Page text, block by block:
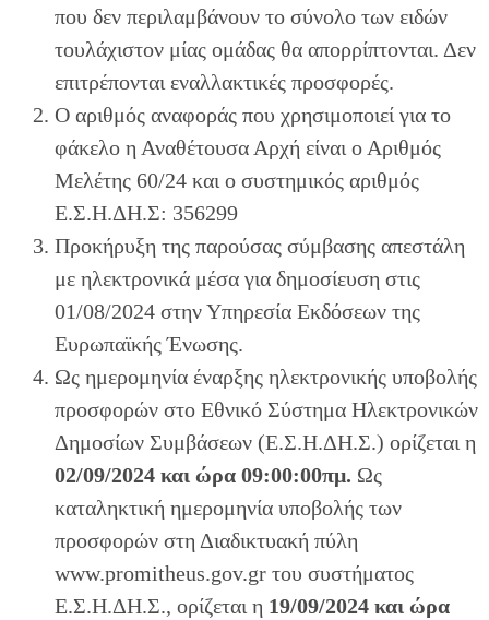
που δεν περιλαμβάνουν το σύνολο των ειδών
τουλάχιστον μίας ομάδας θα απορρίπτονται. Δεν
επιτρέπονται εναλλακτικές προσφορές.
Ο αριθμός αναφοράς που χρησιμοποιεί για το
φάκελο η Αναθέτουσα Αρχή είναι ο Αριθμός
Μελέτης 60/24 και ο συστημικός αριθμός
Ε.Σ.Η.ΔΗ.Σ: 356299
Προκήρυξη της παρούσας σύμβασης απεστάλη
με ηλεκτρονικά μέσα για δημοσίευση στις
01/08/2024 στην Υπηρεσία Εκδόσεων της
Ευρωπαϊκής Ένωσης.
Ως ημερομηνία έναρξης ηλεκτρονικής υποβολής
προσφορών στο Εθνικό Σύστημα Ηλεκτρονικών
Δημοσίων Συμβάσεων (Ε.Σ.Η.ΔΗ.Σ.) ορίζεται η
02/09/2024 και ώρα 09:00:00πμ. Ως
καταληκτική ημερομηνία υποβολής των
προσφορών στη Διαδικτυακή πύλη
www.promitheus.gov.gr του συστήματος
Ε.Σ.Η.ΔΗ.Σ., ορίζεται η 19/09/2024 και ώρα